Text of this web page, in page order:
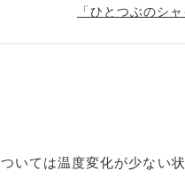
「ひとつぶのシ
いては温度変化が少ない